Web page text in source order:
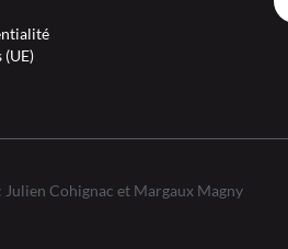
Cohignac et Margaux Magny